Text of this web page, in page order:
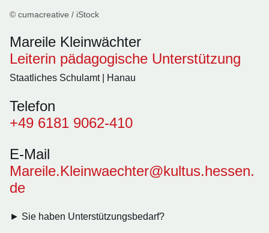
© cumacreative / iStock
Mareile Kleinwächter
Leiterin pädagogische Unterstützung
Staatliches Schulamt | Hanau
Telefon
+49 6181 9062-410
E-Mail
Mareile.Kleinwaechter@kultus.hessen.
de
► Sie haben Unterstützungsbedarf?